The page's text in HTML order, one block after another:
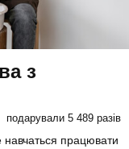
з
подарували 5 489 разів
навчаться працювати